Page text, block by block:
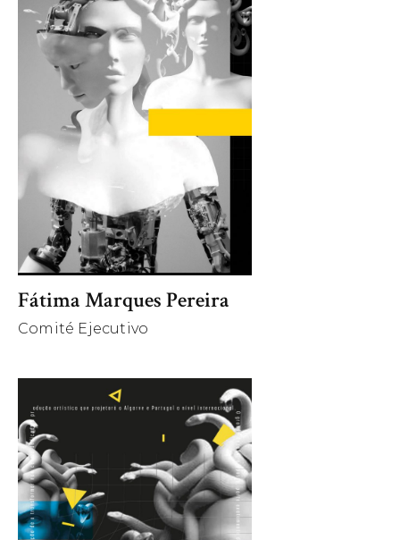
Fátima Marques Pereira
Comité Ejecutivo